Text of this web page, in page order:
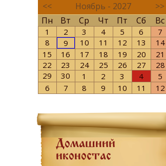
<< Ноябрь - 2027
>>
Пн
Вт Ср Чт Пт Сб Вс
1 2 3 4 5 6
7
8
9 10 11 12 13
14
15
16 17 18 19 20
21
22
23 24 25 26 27
28
29
30 1 2 3 4
5
6
7 8 9 10 11 12
Домашний
иконостас